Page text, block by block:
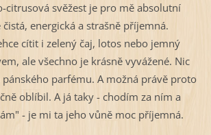
citrusová svěžest je pro mě absolutní
čistá, energická a strašně příjemná.
cítit i zelený čaj, lotos nebo jemný
ale všechno je krásně vyvážené. Nic
parfému. A možná právě proto
oblíbil. A já taky - chodím za ním a
- je mi ta jeho vůně moc příjemná.